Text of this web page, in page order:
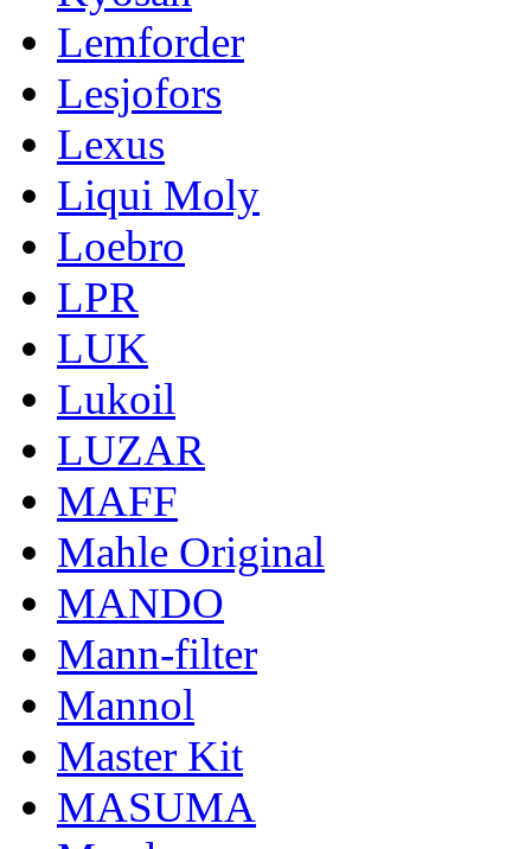
Lemforder
Lesjofors
Lexus
Liqui Moly
Loebro
LPR
LUK
Lukoil
LUZAR
MAFF
Mahle Original
MANDO
Mann-filter
Mannol
Master Kit
MASUMA